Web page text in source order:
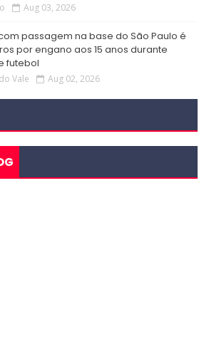
Aug 03, 2026
passagem na base do São Paulo é
por engano aos 15 anos durante
futebol
Vale Aug 02, 2026